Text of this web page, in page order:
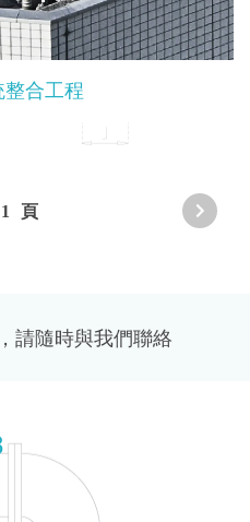
整合工程
1 頁
請隨時與我們聯絡